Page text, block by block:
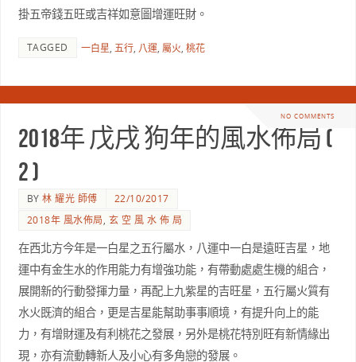
掛五帝錢五旺或吉祥如意圖增運旺財。
TAGGED 一白星, 五行, 八運, 屬火, 桃花
NO COMMENTS
2018年 戊戌 狗年的風水佈局 (
2 )
BY林 耀光 師傅
22/10/2017
2018年 風水佈局, 玄 空 風 水 佈 局
在西北方今年是一白星之五行屬水，八運中一白是遠旺吉星，地
運中有金生水的作用能力有增強功能，有帶動處處生機的組合，
展開新的行動發揮力量，再配上九紫星的吉旺星，五行屬火質有
水火既濟的組合，更是吉星能幫助事事順境，有提升向上的能
力，有增財運及有利桃花之發展，另外是桃花特別旺有新情緣出
現，亦有流動轉新人及小心有多角戀的發展。